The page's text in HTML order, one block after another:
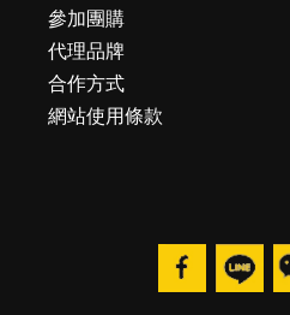
參加團購
代理品牌
合作方式
網站使用條款